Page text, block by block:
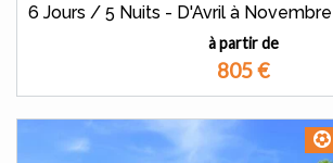
6 Jours / 5 Nuits - D'Avril à
à partir de
805€